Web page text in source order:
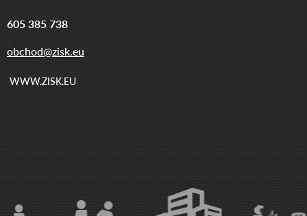
605 385 738
obchod@zisk.eu
WWW.ZISK.EU